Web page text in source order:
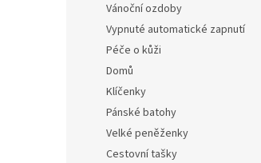
Vánoční ozdoby
Vypnuté automatické zapnutí
Péče o kůži
Domů
Klíčenky
Pánské batohy
Velké peněženky
Cestovní tašky